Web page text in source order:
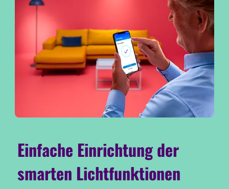
Einfache Einrichtung der
smarten Lichtfunktionen